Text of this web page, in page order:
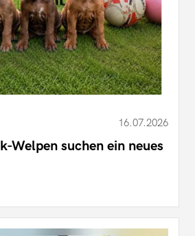
16.07.2026
Welpen suchen ein neues